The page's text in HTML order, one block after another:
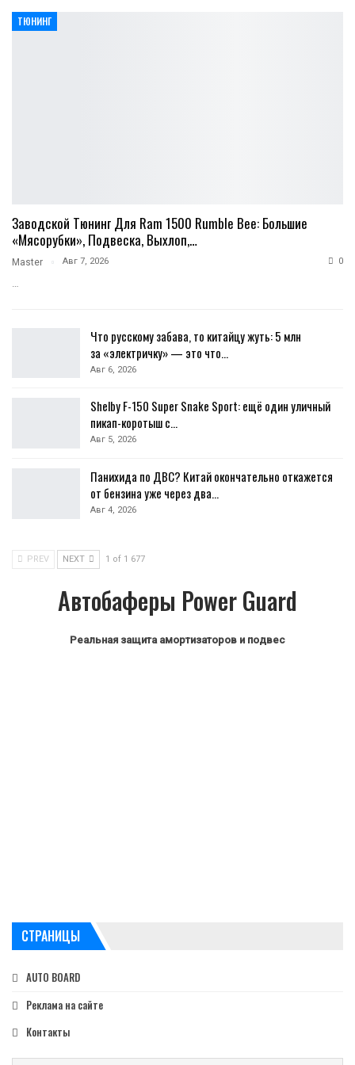
ТЮНИНГ
Заводской Тюнинг Для Ram 1500 Rumble Bee: Большие
«мясорубки», Подвеска, Выхлоп,…
Master Авг 7, 2026 0
Что русскому забава, то китайцу жуть: 5 млн
за «электричку» — это что…
Авг 6, 2026
Shelby F-150 Super Snake Sport: ещё один уличный
пикап-коротыш с…
Авг 5, 2026
Панихида по ДВС? Китай окончательно откажется
от бензина уже через два…
Авг 4, 2026
PREV NEXT 1 of 1 677
Автобаферы Power Guard
Реальная защита амортизаторов и подвес
СТРАНИЦЫ
AUTO BOARD
Реклама на сайте
Контакты